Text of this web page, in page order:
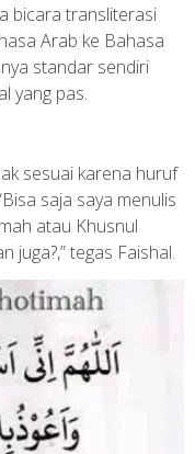
bicara transliterasi
Arab ke Bahasa
standar sendiri
yang pas.
sesuai karena huruf
atau Khusnul
juga?,” tegas Faishal.